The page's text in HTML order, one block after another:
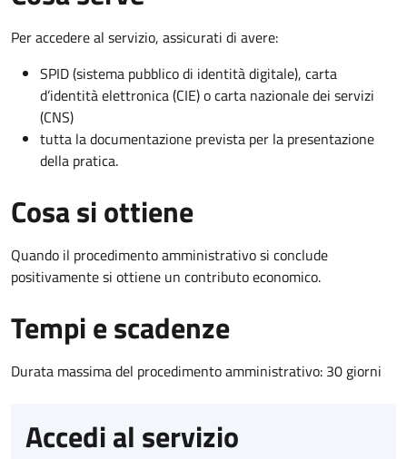
Per accedere al servizio, assicurati di avere:
SPID (sistema pubblico di identità digitale), carta
d’identità elettronica (CIE) o carta nazionale dei servizi
(CNS)
tutta la documentazione prevista per la presentazione
della pratica.
Cosa si ottiene
Quando il procedimento amministrativo si conclude
positivamente si ottiene un contributo economico.
Tempi e scadenze
Durata massima del procedimento amministrativo: 30 giorni
Accedi al servizio